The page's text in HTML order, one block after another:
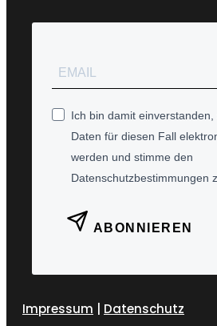
Ich bin damit einverstanden,
Daten für diesen Fall
werden und stimme den
Datenschutzbestimmungen
ABONNIEREN
Impressum | Datenschutz